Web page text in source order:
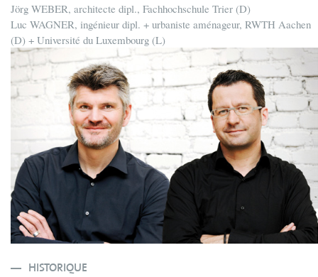
Jörg WEBER, architecte dipl., Fachhochschule Trier (D)
Luc WAGNER, ingénieur dipl. + urbaniste aménageur, RWTH Aachen
(D) + Université du Luxembourg (L)
HISTORIQUE